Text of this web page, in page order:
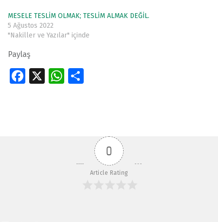
MESELE TESLİM OLMAK; TESLİM ALMAK DEĞİL.
5 Ağustos 2022
"Nakiller ve Yazılar" içinde
Paylaş
Fa X
W
0
Article Rating